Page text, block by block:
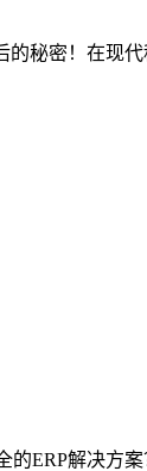
的秘密！在现
ERP解决方